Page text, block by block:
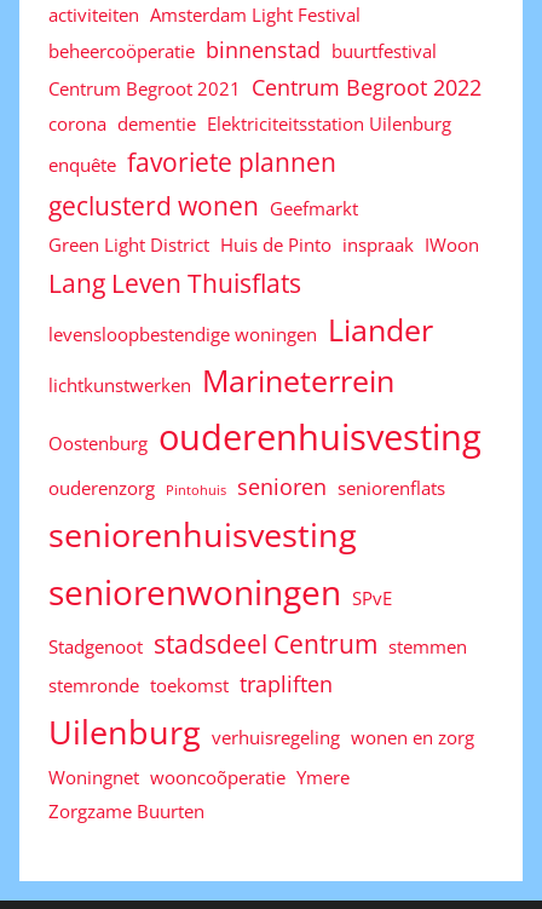
activiteiten Amsterdam Light Festival
beheercoöperatie binnenstad buurtfestival
Centrum Begroot 2021
Centrum Begroot 2022
corona dementie Elektriciteitsstation Uilenburg
enquête favoriete plannen
geclusterd wonen Geefmarkt
Green Light District Huis de Pinto inspraak IWoon
Lang Leven Thuisflats
levensloopbestendige woningen Liander
lichtkunstwerken Marineterrein
Oostenburg ouderenhuisvesting
ouderenzorg Pintohuis senioren seniorenflats
seniorenhuisvesting
seniorenwoningen SPvE
Stadgenoot stadsdeel Centrum stemmen
stemronde toekomst trapliften
Uilenburg verhuisregeling wonen en zorg
Woningnet wooncoõperatie Ymere
Zorgzame Buurten